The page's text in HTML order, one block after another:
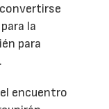
la
para
encuentro